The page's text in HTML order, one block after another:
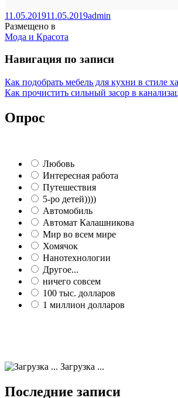
11.05.201911.05.2019admin
Размещено в
Мода и Красота
Навигация по записи
Как подобрать мебель для кухни в стиле
Как прочистить сильный засор в
Опрос
Любовь
Интересная работа
Путешествия
5-ро детей))))
Автомобиль
Автомат Калашникова
Мир во всем мире
Хомячок
Нанотехнологии
Другое...
ничего совсем
100 тыс. долларов
1 миллион долларов
Загрузка ...
Последние записи